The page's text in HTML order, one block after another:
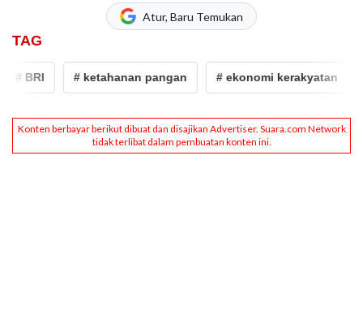
Atur, Baru Temukan
TAG
# BRI # ketahanan pangan # ekonomi kerakyatan